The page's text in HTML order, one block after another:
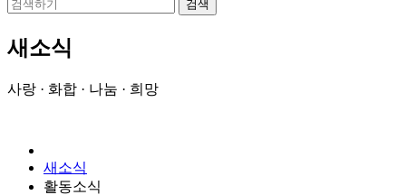
새소식
사랑 · 화합 · 나눔 · 희망
새소식
활동소식